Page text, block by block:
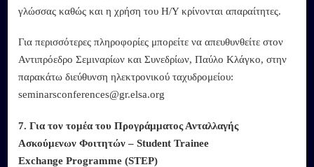
γλώσσας καθώς και η χρήση του Η/Υ κρίνονται απαραίτητες.
Για περισσότερες πληροφορίες μπορείτε να απευθυνθείτε στον
Αντιπρόεδρο Σεμιναρίων και Συνεδρίων, Παύλο Κλάγκο, στην
παρακάτω διεύθυνση ηλεκτρονικού ταχυδρομείου:
seminarsconferences@gr.elsa.org
7. Για τον τομέα του Προγράμματος Ανταλλαγής
Ασκούμενων Φοιτητών – Student Trainee
Exchange Programme (STEP)